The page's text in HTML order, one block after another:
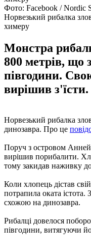
Фото: Facebook / Nordic
Норвезький рибалка
химеру
Монстра
800 метрів, що
півгодини.
вирішив з'їсти.
Норвезький рибалка
динозавра. Про це
Поруч з островом
вирішив порибалити.
тому закидав наживку
Коли хлопець дістав
потрапила оката
схожою на динозавра.
Рибалці довелося
півгодини, витягуючи